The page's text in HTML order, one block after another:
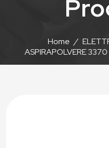
Home /
ASPIRAPOLVERE